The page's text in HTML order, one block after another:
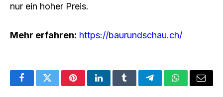
nur ein hoher Preis.
Mehr erfahren: https://baurundschau.ch/
FacebookTwitterPinterestLinkedInTumblrTelegramWhatsApp
Email